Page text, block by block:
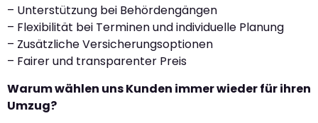
– Unterstützung bei Behördengängen
– Flexibilität bei Terminen und individuelle Planung
– Zusätzliche Versicherungsoptionen
– Fairer und transparenter Preis
Warum wählen uns Kunden immer wieder für ihren
Umzug?